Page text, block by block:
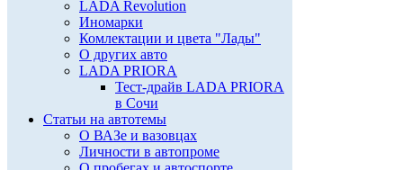
LADA Revolution
Иномарки
Комлектации и цвета "Лады"
О других авто
LADA PRIORA
Тест-драйв LADA PRIORA
в Сочи
Статьи на автотемы
О ВАЗе и вазовцах
Личности в автопроме